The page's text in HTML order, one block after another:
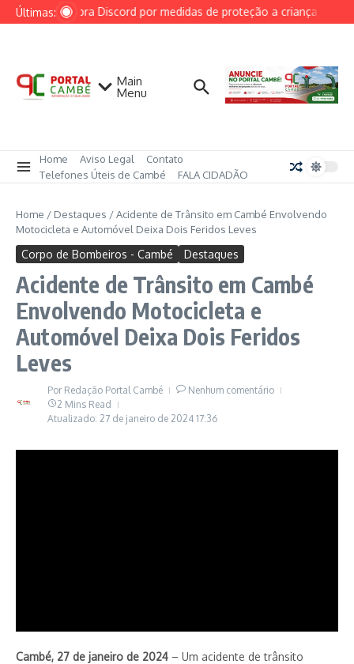
Ir para o conteúdo
Últimas:AGU cobra Discord por medidas de proteção a crianças após
Main
Menu
Home Aviso Legal
Contato
Telefones Úteis de Cambé
FALA CIDADÃO
Home / Destaques /Acidente de Trânsito em Cambé Envolvendo
Motocicleta e Automóvel Deixa Dois Feridos Leves
Corpo de Bombeiros - Cambé Destaques
Acidente de Trânsito em Cambé
Envolvendo Motocicleta e
Automóvel Deixa Dois Feridos
Leves
Por Redação Portal Cambé
Nenhum comentário
2 Mins Read
Atualizado: 27 de janeiro de 2024 17:36
Cambé, 27 de janeiro de 2024 – Um acidente de trânsito